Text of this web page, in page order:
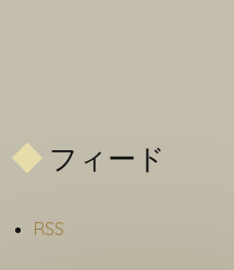
フィード
RSS